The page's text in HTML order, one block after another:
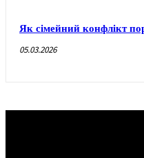
Як сімейний конфлікт
05.03.2026